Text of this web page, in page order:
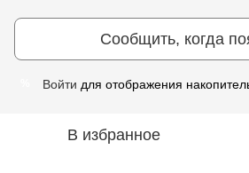
Сообщить, когда
Войти для отображения
В избранное